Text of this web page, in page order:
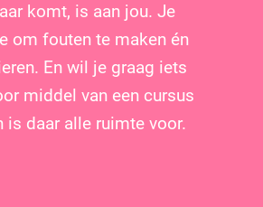
komt, is aan jou. Je
om fouten te maken én
En wil je graag iets
middel van een cursus
is daar alle ruimte voor.